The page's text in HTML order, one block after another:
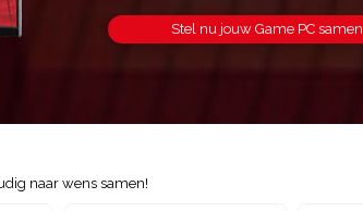
Stel nu jouw Game PC samen
naar wens samen!